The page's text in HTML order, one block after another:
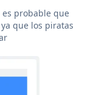
probable que
que los piratas